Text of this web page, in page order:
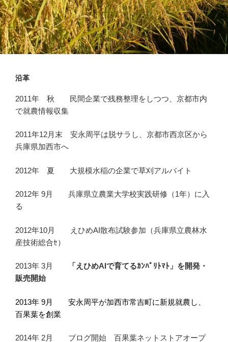
沿革
2011年 秋 民間企業で残務整理をしつつ、京都市内
で就農情報収集
2011年12月末 安永周平は脱サラし、京都市西京区から
兵庫県加西市へ
2012年 夏 大規模水稲の企業で草刈アルバイト
2012年 9月 兵庫県立農業大学校実践研修（1年）に入
る
2012年10月 えひめAI散布試験参加（兵庫県立農林水
産技術総合ｾ）
2013年 3月
「えひめAIで育てるｶﾝﾊﾟﾘﾄﾏﾄ」を開発・
販売開始
2013年 9月 安永周平が加西市常吉町に新規就農し、
百果葉を創業
2014年 2月 ブログ開始 百果葉ネットストアオープ